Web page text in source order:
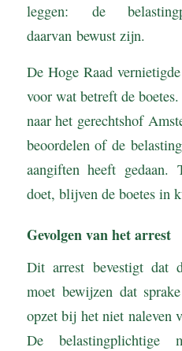
leggen: de
daarvan bewust zijn.
De Hoge Raad
voor wat betreft de
naar het gerechtshof
beoordelen of de
aangiften heeft gedaan.
doet, blijven de boetes in
Gevolgen van het arrest
Dit arrest bevestigt dat
moet bewijzen dat
opzet bij het niet naleven
De